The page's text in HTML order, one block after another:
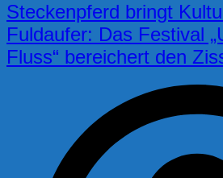
Steckenpferd bringt
Fuldaufer: Das Festival
Fluss“ bereichert den